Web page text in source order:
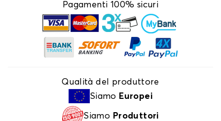
Pagamenti 100% sicuri
Qualità del produttore
Siamo Europei
Siamo Produttori